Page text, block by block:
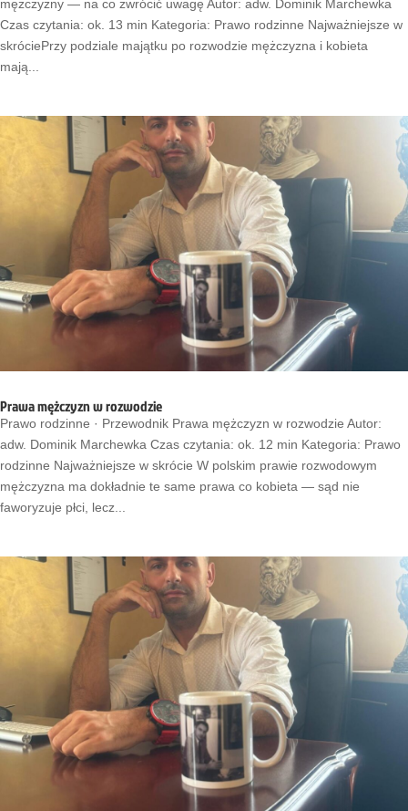
mężczyzny — na co zwrócić uwagę Autor: adw. Dominik Marchewka
Czas czytania: ok. 13 min Kategoria: Prawo rodzinne Najważniejsze w
skróciePrzy podziale majątku po rozwodzie mężczyzna i kobieta
mają...
Prawa mężczyzn w rozwodzie
Prawo rodzinne · Przewodnik Prawa mężczyzn w rozwodzie Autor:
adw. Dominik Marchewka Czas czytania: ok. 12 min Kategoria: Prawo
rodzinne Najważniejsze w skrócie W polskim prawie rozwodowym
mężczyzna ma dokładnie te same prawa co kobieta — sąd nie
faworyzuje płci, lecz...
…